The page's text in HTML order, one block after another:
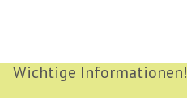
Wichtige Informationen!